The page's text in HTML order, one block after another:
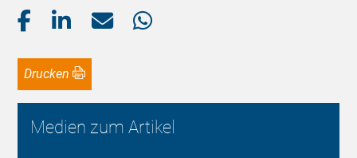
Drucken
Medien zum Artikel